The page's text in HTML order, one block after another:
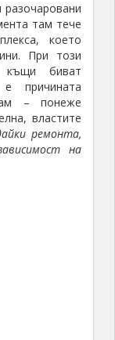
разочаровани
там тече
което
При този
къщи биват
причината
– понеже
властите
ремонта,
на